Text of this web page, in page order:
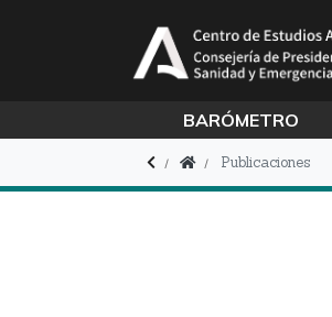
BARÓMETRO
Publicaciones